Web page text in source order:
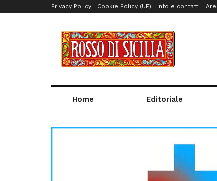
Privacy Policy Cookie Policy (UE) Info e contatti
Home Editoriale